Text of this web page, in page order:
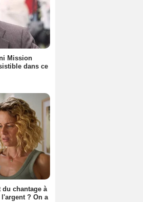
Mission
dans ce
chantage à
? On a